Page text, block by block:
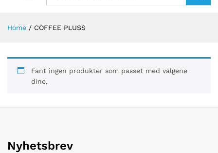
Home / COFFEE PLUSS
Fant ingen produkter som passet med valgene
dine.
Nyhetsbrev